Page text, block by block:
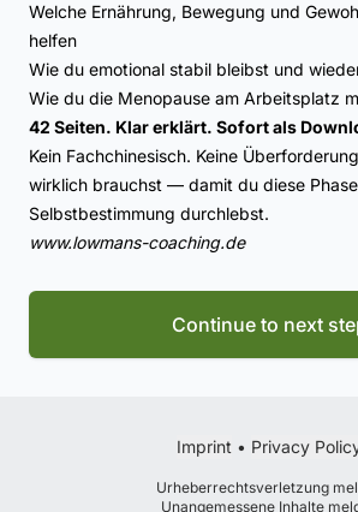
Welche Ernährung, Bewegung und
helfen
Wie du emotional stabil bleibst und
Wie du die Menopause am Arbeitsplatz
42 Seiten. Klar erklärt. Sofort als
Kein Fachchinesisch. Keine
wirklich brauchst — damit du diese
Selbstbestimmung durchlebst.
www.lowmans-coaching.de
Continue to next
Imprint • Privacy
Urheberrechtsverletzung
Unangemessene Inhalte